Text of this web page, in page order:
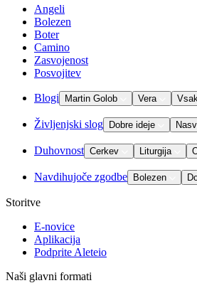
Angeli
Bolezen
Boter
Camino
Zasvojenost
Posvojitev
Blogi Martin Golob Vera
Življenjski slog Dobre ideje
Duhovnost Cerkev Liturgija
Navdihujoče zgodbe Bolezen
Storitve
E-novice
Aplikacija
Podprite Aleteio
Naši glavni formati